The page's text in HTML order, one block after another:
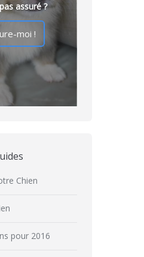
assuré ?
moi !
Chien
pour 2016